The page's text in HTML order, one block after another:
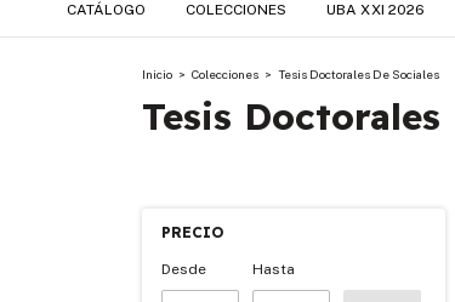
CATÁLOGO COLECCIONES UBA XXI 2026
Inicio > Colecciones > Tesis Doctorales De Sociales
Tesis Doctorales
PRECIO
Desde Hasta